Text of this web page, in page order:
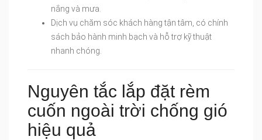
nắng và mưa.
Dịch vụ chăm sóc khách hàng tận tâm, có chính
sách bảo hành minh bạch và hỗ trợ kỹ thuật
nhanh chóng.
Nguyên tắc lắp đặt rèm
cuốn ngoài trời chống gió
hiệu quả